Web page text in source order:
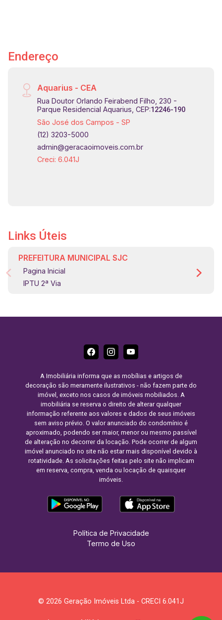
Endereço
Aquarius - CEA
Rua Doutor Orlando Feirabend Filho, 230 -
Parque Residencial Aquarius, CEP:12246-190
São José dos Campos - SP
(12) 3203-5000
admin@geracaoimoveis.com.br
Creci: 6.041J
Links Úteis
PREFEITURA MUNICIPAL SJC
Pagina Inicial
IPTU 2ª Via
A Imobiliária informa que as mobílias e artigos de
decoração são meramente ilustrativos - não fazem parte do
imóvel, exceto nos casos de imóveis mobiliados. A
imobiliária se reserva o direito de alterar qualquer
informação referente aos valores e dados de seus imóveis
sem aviso prévio. O valor anunciado do condomínio é
aproximado, podendo ser maior, menor ou mesmo passível
de alteração no decorrer da locação. Pode ocorrer de algum
imóvel anunciado no site não estar mais disponível devido à
rotatividade. As solicitações feitas pelo site não implicam
em reserva, compra, venda ou locação de quaisquer
imóveis.
Política de Privacidade
Termo de Uso
© 2026 Geração Imóveis Ltda - CRECI 6.041J